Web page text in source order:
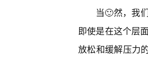
当🙂然，我
即使是在这个层
放松和缓解压力